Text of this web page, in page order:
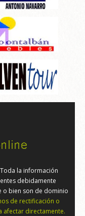
Toda la información
debidamente
o bien son de dominio
de rectificación o
afectar directamente.